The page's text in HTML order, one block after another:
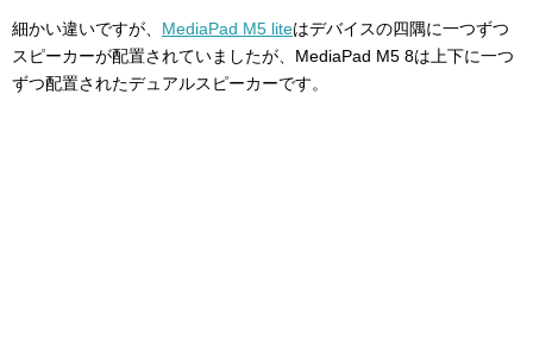
細かい違いですが、 MediaPad M5 liteはデバイスの四隅に一つずつ
スピーカーが配置されていましたが、MediaPad M5 8は上下に一つ
ずつ配置されたデュアルスピーカーです。